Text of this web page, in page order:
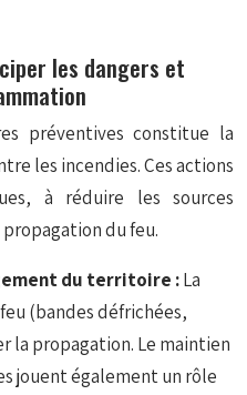
les dangers et
préventives constitue la
les incendies. Ces actions
à réduire les sources
du feu.
du territoire :La
(bandes défrichées,
la propagation. Le maintien
jouent également un rôle